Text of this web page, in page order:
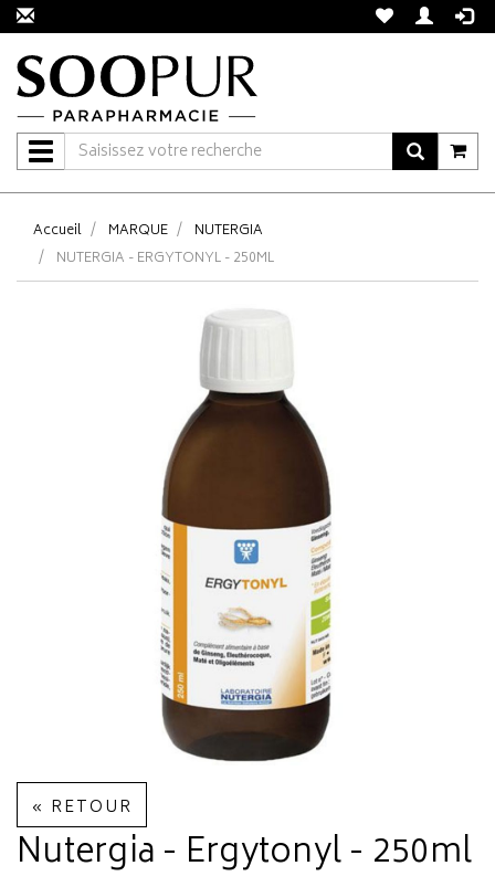
Navigation
Accueil MARQUE
NUTERGIA
NUTERGIA - ERGYTONYL - 250ML
« RETOUR
Nutergia - Ergytonyl - 250ml